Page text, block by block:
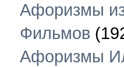
Афоризмы
Фильмов
Афоризмы